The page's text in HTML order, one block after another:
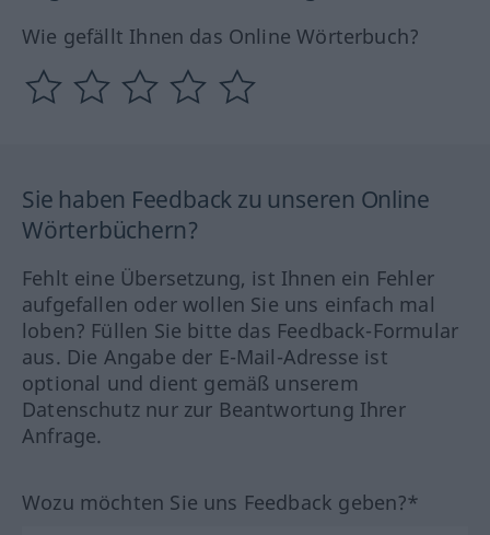
Wie gefällt Ihnen das Online Wörterbuch?
Sie haben Feedback zu unseren Online
Wörterbüchern?
Fehlt eine Übersetzung, ist Ihnen ein Fehler
aufgefallen oder wollen Sie uns einfach mal
loben? Füllen Sie bitte das Feedback-Formular
aus. Die Angabe der E-Mail-Adresse ist
optional und dient gemäß unserem
Datenschutz nur zur Beantwortung Ihrer
Anfrage.
Wozu möchten Sie uns Feedback geben?*